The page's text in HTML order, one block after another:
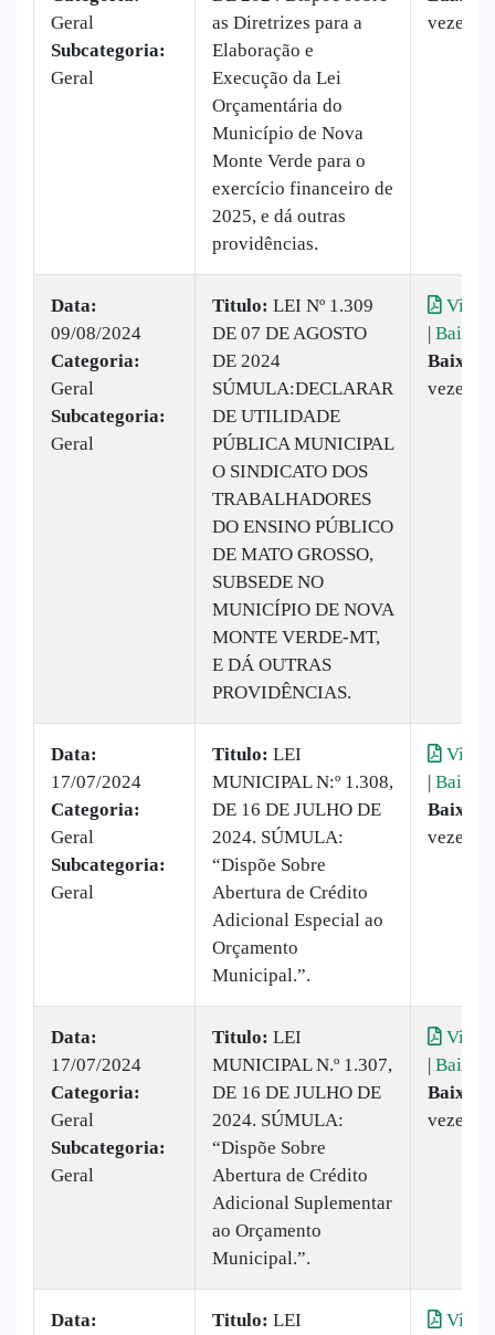
Geral
Subcategoria:
Geral
as Diretrizes para a
Elaboração e
Execução da Lei
Orçamentária do
Município de Nova
Monte Verde para o
exercício financeiro de
2025, e dá outras
providências.
vezes
Data:
09/08/2024
Categoria:
Geral
Subcategoria:
Geral
Titulo: LEI Nº 1.309
DE 07 DE AGOSTO
DE 2024
SÚMULA:DECLARAR
DE UTILIDADE
PÚBLICA MUNICIPAL
O SINDICATO DOS
TRABALHADORES
DO ENSINO PÚBLICO
DE MATO GROSSO,
SUBSEDE NO
MUNICÍPIO DE NOVA
MONTE VERDE-MT,
E DÁ OUTRAS
PROVIDÊNCIAS.
| Baixar
vezes
Data:
17/07/2024
Categoria:
Geral
Subcategoria:
Geral
Titulo: LEI
MUNICIPAL N:º 1.308,
DE 16 DE JULHO DE
2024. SÚMULA:
“Dispõe Sobre
Abertura de Crédito
Adicional Especial ao
Orçamento
Municipal.”.
| Baixar
vezes
Data:
17/07/2024
Categoria:
Geral
Subcategoria:
Geral
Titulo: LEI
MUNICIPAL N.º 1.307,
DE 16 DE JULHO DE
2024. SÚMULA:
“Dispõe Sobre
Abertura de Crédito
Adicional Suplementar
ao Orçamento
Municipal.”.
| Baixar
vezes
Data:
Titulo: LEI